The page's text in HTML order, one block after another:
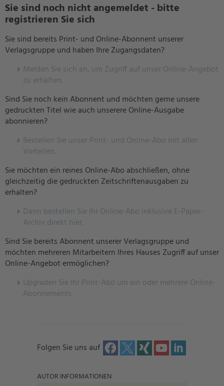
Sie sind noch nicht angemeldet - bitte
registrieren Sie sich
Sie sind bereits Print- und Online-Abonnent unserer
Verlagsgruppe und haben Ihre Zugangsdaten?
Melden Sie sich an, um Zugriff auf unser Online-Angebot
zu erhalten.
Sind Sie noch kein Abonnent und möchten gerne unsere
gedruckten Titel wie auch unserere Online-Ausgabe
abonnieren?
Bestellen Sie unser Print- und Online-Abo mit allen
Vorteilen.
Sie möchten ein reines Online-Abo abschließen, ohne
gleichzeitig die gedruckten Zeitschriftenausgaben zu
erhalten?
Dann bestellen Sie Ihr Online-Abo inklusive E-Paper-
Archiv direkt hier.
Sind Sie bereits Abonnent unserer Verlagsgruppe und
möchten mehreren Mitarbeitern Ihres Hauses Zugriff auf unser
Online-Angebot ermöglichen?
Upgraden Sie Ihr Print-Abo um ein oder mehrere Online-
Abonnements.
Folgen Sie uns auf
AUTOR INFORMATIONEN